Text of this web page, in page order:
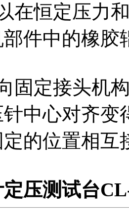
在恒定压力
件中的橡胶
固定接头机
中心对齐变
的位置相互
压测试台